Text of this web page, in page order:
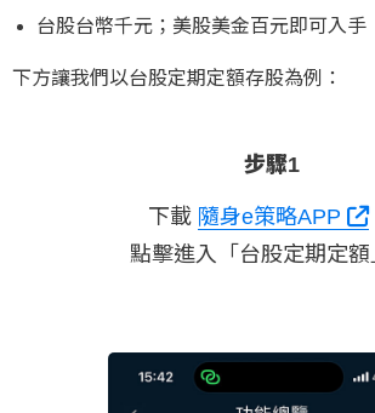
台股台幣千元；美股美金百元即可入手
下方讓我們以台股定期定額存股為例：
步驟1
下載 隨身e策略APP
點擊進入「台股定期定額